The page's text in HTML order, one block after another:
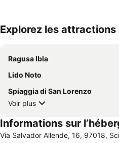
Explorez les attractions
Ragusa Ibla
Lido Noto
Spiaggia di San Lorenzo
Voir plus
Informations sur
Via Salvador Allende, 16, 97018,